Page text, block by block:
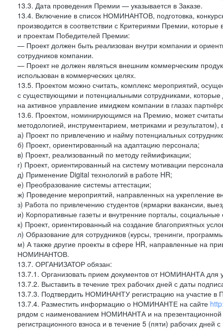
13.3. Дата проведения Премии — указывается в Заказе.
13.4. Включение в список НОМИНАНТОВ, подготовка,
производится в соответствии с Критериями Премии,
и проектам Победителей Премии:
— Проект должен быть реализован внутри компании и
сотрудников компании.
— Проект не должен являться внешним коммерческим
использован в коммерческих целях.
13.5. Проектом можно считать, комплекс мероприятий,
с существующими и потенциальными сотрудниками,
на активное управление имиджем компании в глазах
13.6. Проектом, номинирующимся на Премию, может
методологией, инструментарием, метриками и результатом),
а) Проект по привлечению и найму потенциальных
б) Проект, ориентированный на адаптацию персонала;
в) Проект, реализованный по методу геймификации;
г) Проект, ориентированный на систему мотивации
д) Применение Digital технологий в работе HR;
е) Преобразование системы аттестации;
ж) Проведение мероприятий, направленных на укрепление
з) Работа по привлечению студентов (ярмарки вакансии,
и) Корпоративные газеты и внутренние порталы, социальные
к) Проект, ориентированный на создание благоприятных
л) Образование для сотрудников (курсы, тренинги,
м) А также другие проекты в сфере HR, направленные на
НОМИНАНТОВ.
13.7. ОРГАНИЗАТОР обязан:
13.7.1. Организовать прием документов от НОМИНАНТА для
13.7.2. Выставить в течение трех рабочих дней с даты
13.7.3. Подтвердить НОМИНАНТУ регистрацию на участие
13.7.4. Разместить информацию о НОМИНАНТЕ на сайте
рядом с наименованием НОМИНАНТА и на презентационной
регистрационного взноса и в течение 5 (пяти) рабочих